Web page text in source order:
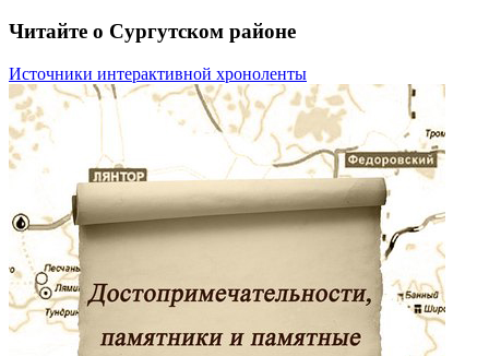
Читайте о Сургутском районе
Источники интерактивной хроноленты